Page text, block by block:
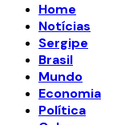
Home
Notícias
Sergipe
Brasil
Mundo
Economia
Política